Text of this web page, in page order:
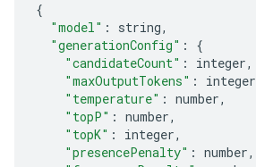
{
"model" : string,
"generationConfig" :
{
"candidateCount" : integer,
"maxOutputTokens" : integer
"temperature" : number,
"topP" : number,
"topK" : integer,
"presencePenalty" : number,